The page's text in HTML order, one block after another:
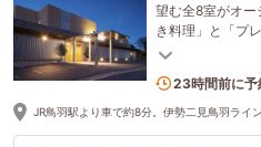
望む全8室がオ
き料理」と「プ
リンク」で伊勢
1名がこの宿
23時間前に予
JR鳥羽駅より車で約8分。伊勢二見鳥羽ライ